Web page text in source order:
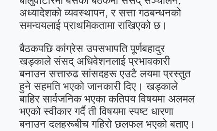
अध्यादेशको व्यवस्थापन, र सत्ता गठबन्धनको
समन्वयलाई प्राथमिकतामा राखिएको छ।
बैठकपछि कांग्रेस उपसभापति पूर्णबहादुर
खड्काले संसद् अधिवेशनलाई प्रभावकारी
बनाउन सत्तारुढ सांसदहरू एउटै लयमा प्रस्तुत
हुने सहमति भएको जानकारी दिए। खड्काले
बाहिर सार्वजनिक भएका कतिपय विषयमा अलमल
भएको स्वीकार गर्दै ती विषयमा स्पष्ट धारणा
बनाउन दलहरूबीच गहिरो छलफल भएको बताए।